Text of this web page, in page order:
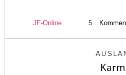
JF-Online 5